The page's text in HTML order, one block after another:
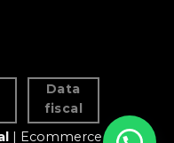
Data
fiscal
| Ecommerce